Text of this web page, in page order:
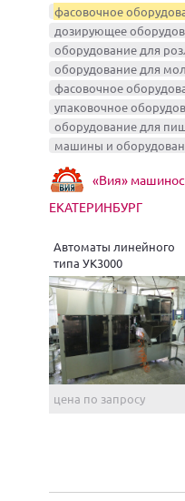
фасовочное
дозирующее
оборудование для
оборудование для
фасовочное
упаковочное
оборудование для
машины и
«Вия»
ЕКАТЕРИНБУРГ
Автоматы линейного
типа УК3000
цена по запросу